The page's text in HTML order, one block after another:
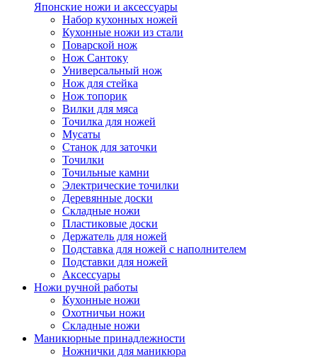
Японские ножи и аксессуары
Набор кухонных ножей
Кухонные ножи из стали
Поварской нож
Нож Сантоку
Универсальный нож
Нож для стейка
Нож топорик
Вилки для мяса
Точилка для ножей
Мусаты
Станок для заточки
Точилки
Точильные камни
Электрические точилки
Деревянные доски
Складные ножи
Пластиковые доски
Держатель для ножей
Подставка для ножей с наполнителем
Подставки для ножей
Аксессуары
Ножи ручной работы
Кухонные ножи
Охотничьи ножи
Складные ножи
Маникюрные принадлежности
Ножнички для маникюра